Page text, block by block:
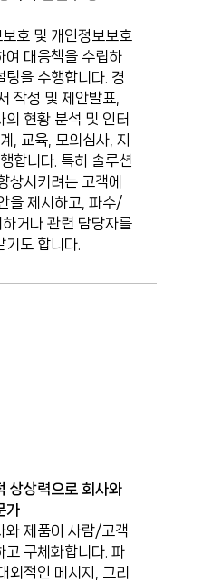
호 및 개인정보보호
여 대응책을 수립하
팅을 수행합니다. 경
작성 및 제안발표,
의 현황 분석 및 인터
, 교육, 모의심사, 지
합니다. 특히 솔루션
상시키려는 고객에
을 제시하고, 파수/
거나 관련 담당자를
기도 합니다.
상상력으로 회사와
가
와 제품이 사람/고객
고 구체화합니다. 파
외적인 메시지, 그리